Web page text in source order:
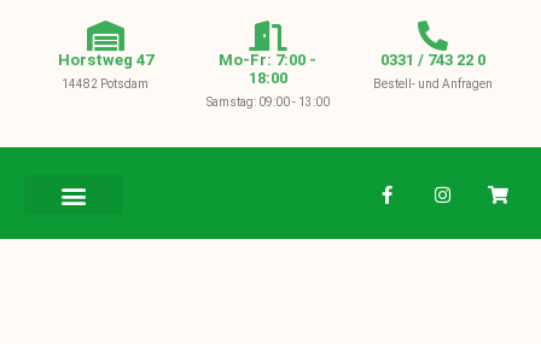
Horstweg 47
14482 Potsdam
Mo-Fr: 7:00 -
18:00
Samstag: 09:00 - 13:00
0331 / 743 22 0
Bestell- und Anfragen